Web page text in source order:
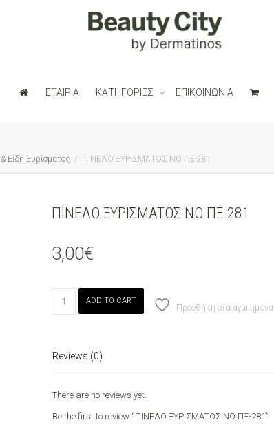
ΕΤΑΙΡΙΑ ΚΑΤΗΓΟΡΙΕΣ ΕΠΙΚΟΙΝΩΝΙΑ
Είδη Ξυρίσματος ΠΙΝΕΛΟ ΞΥΡΙΣΜΑΤΟΣ ΝΟ ΠΞ-281
ΠΙΝΕΛΟ ΞΥΡΙΣΜΑΤΟΣ ΝΟ ΠΞ-281
3,00€
ΞΥΡΙΣΜΑΤΟΣ
ADD TO CART
Προσθήκη στα αγαπημένα
Reviews (0)
There are no reviews yet.
Be the first to review “ΠΙΝΕΛΟ ΞΥΡΙΣΜΑΤΟΣ ΝΟ ΠΞ-281”